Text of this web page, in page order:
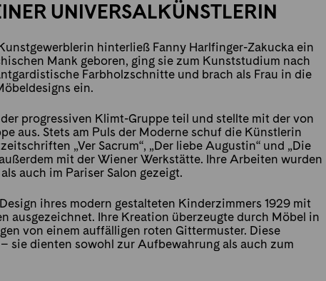
UNIVERSALKÜNSTLERIN
hinterließ Fanny Harlfinger-Zakucka ein
Mank geboren, ging sie zum Kunststudium nach
Farbholzschnitte und brach als Frau in die
ein.
progressiven Klimt-Gruppe teil und stellte mit der von
aus. Stets am Puls der Moderne schuf die Künstlerin
„Ver Sacrum“, „Der liebe Augustin“ und „Die
mit der Wiener Werkstätte. Ihre Arbeiten wurden
auch im Pariser Salon gezeigt.
ihres modern gestalteten Kinderzimmers 1929 mit
ausgezeichnet. Ihre Kreation überzeugte durch Möbel in
von einem auffälligen roten Gittermuster. Diese
sie dienten sowohl zur Aufbewahrung als auch zum